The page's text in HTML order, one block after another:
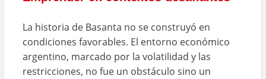
La historia de Basanta no se construyó en
condiciones favorables. El entorno económico
argentino, marcado por la volatilidad y las
restricciones, no fue un obstáculo sino un